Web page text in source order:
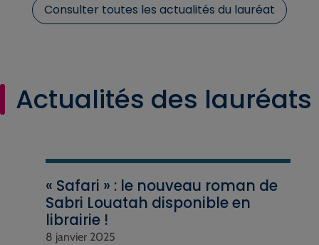
Consulter toutes les actualités du lauréat
Actualités des lauréats
« Safari » : le nouveau roman de
Sabri Louatah disponible en
librairie !
8 janvier 2025